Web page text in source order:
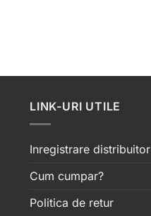
LINK-URI UTILE
Inregistrare distribuitor
Cum cumpar?
Politica de retur